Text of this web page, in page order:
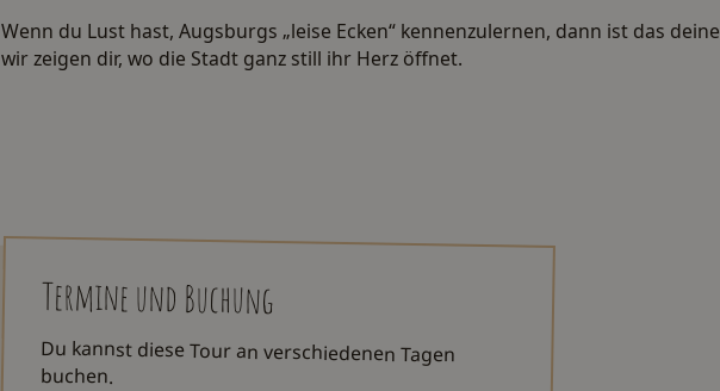
Wenn du Lust hast, Augsburgs „leise Ecken“ kennenzulernen, dann ist das
wir zeigen dir, wo die Stadt ganz still ihr Herz öffnet.
Termine und Buchung
Du kannst diese Tour an verschiedenen Tagen
buchen.